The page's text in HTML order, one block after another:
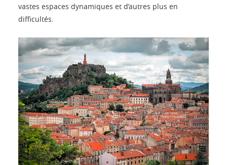
vastes espaces dynamiques et d’autres plus en
difficultés.